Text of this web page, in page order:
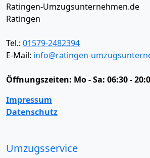
Ratingen-Umzugsunternehmen.de
Ratingen
Tel.: 01579-2482394
E-Mail: info@ratingen-
Öffnungszeiten: Mo - Sa: 06:30 -
Impressum
Datenschutz
Umzugsservice